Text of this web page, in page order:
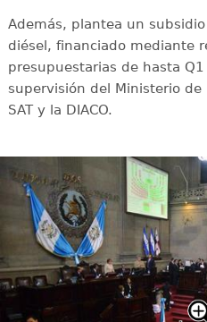
Además, plantea un
diésel, financiado mediante
presupuestarias de hasta
supervisión del Ministerio de
SAT y la DIACO.